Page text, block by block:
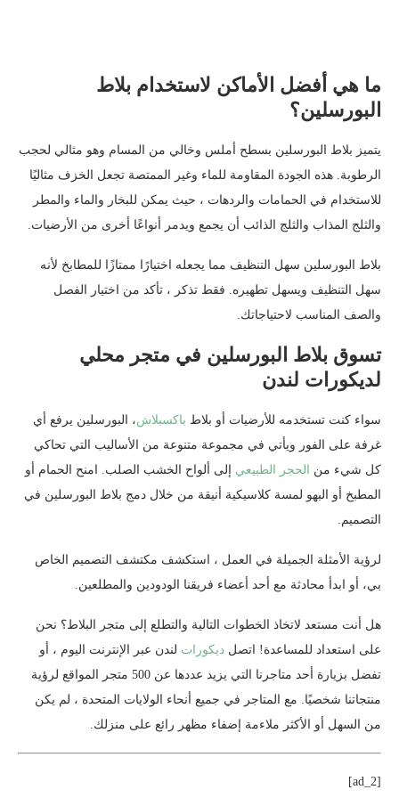
ما هي أفضل الأماكن لاستخدام بلاط
البورسلين؟
يتميز بلاط البورسلين بسطح أملس وخالي من المسام وهو مثالي لحجب
الرطوبة. هذه الجودة المقاومة للماء وغير الممتصة تجعل الخزف مثاليًا
للاستخدام في الحمامات والردهات ، حيث يمكن للبخار والماء والمطر
والثلج المذاب والثلج الذائب أن يجمع ويدمر أنواعًا أخرى من الأرضيات.
بلاط البورسلين سهل التنظيف مما يجعله اختيارًا ممتازًا للمطابخ لأنه
سهل التنظيف ويسهل تطهيره. فقط تذكر ، تأكد من اختيار الفصل
والصف المناسب لاحتياجاتك.
تسوق بلاط البورسلين في متجر محلي
لديكورات لندن
سواء كنت تستخدمه للأرضيات أو بلاط باكسبلاش، البورسلين يرفع أي
غرفة على الفور ويأتي في مجموعة متنوعة من الأساليب التي تحاكي
كل شيء من
الحجر الطبيعي إلى ألواح الخشب الصلب. امنح الحمام أو
المطبخ أو البهو لمسة كلاسيكية أنيقة من خلال دمج بلاط البورسلين في
التصميم.
لرؤية الأمثلة الجميلة في العمل ، استكشف مكتشف التصميم الخاص
بي، أو ابدأ محادثة مع أحد أعضاء فريقنا الودودين والمطلعين.
هل أنت مستعد لاتخاذ الخطوات التالية والتطلع إلى متجر البلاط؟ نحن
على استعداد للمساعدة! اتصل ديكورات لندن عبر الإنترنت اليوم ، أو
تفضل بزيارة أحد متاجرنا التي يزيد عددها عن 500 متجر
المواقع لرؤية
منتجاتنا شخصيًا. مع المتاجر في جميع أنحاء الولايات المتحدة ، لم يكن
من السهل أو الأكثر ملاءمة إضفاء مظهر رائع على منزلك.
[ad_2]